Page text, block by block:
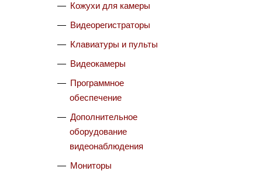
Кожухи для камеры
Видеорегистраторы
Клавиатуры и пульты
Видеокамеры
Программное
обеспечение
Дополнительное
оборудование
видеонаблюдения
Мониторы